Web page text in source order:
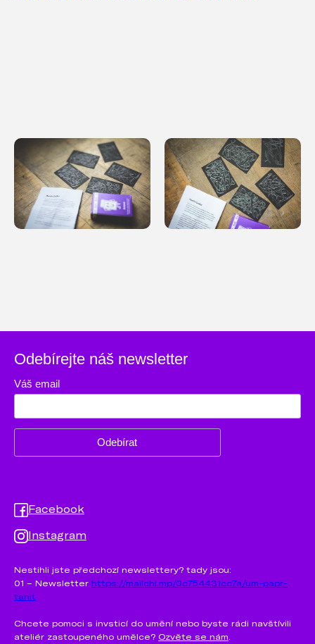
Odebírejte náš newsletter
Váš email
Facebook
Instagram
Nestihli jste předchozí newslettery? tady jsou:
01 – Newsletter https://mailchi.mp/0c754431cc7a/um-papr-
tanit
Chcete pomoci s invsticí do umění nebo byste rádi navštívili
ateliér zastoupeného umělce? Ozvěte se nám